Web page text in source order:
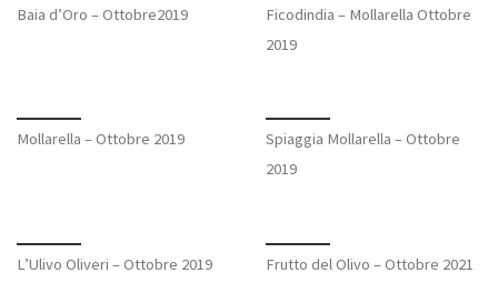
Baia d’Oro – Ottobre2019
Ficodindia – Mollarella Ottobre
2019
Mollarella – Ottobre 2019
Spiaggia Mollarella – Ottobre
2019
L’Ulivo Oliveri – Ottobre 2019 Frutto del Olivo – Ottobre 2021